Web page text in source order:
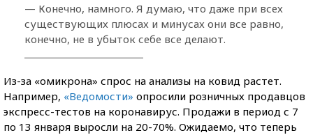
— Конечно, намного. Я думаю, что даже при всех
существующих плюсах и минусах они все равно,
конечно, не в убыток себе все делают.
Из-за «омикрона» спрос на анализы на ковид растет.
Например, «Ведомости» опросили розничных продавцов
экспресс-тестов на коронавирус. Продажи в период с 7
по 13 января выросли на 20-70%. Ожидаемо, что теперь